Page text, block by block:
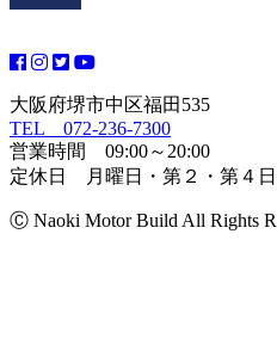
大阪府堺市中区福田535
TEL 072-236-7300
営業時間 09:00～20:00
定休日 月曜日・第２・第４
Ⓒ Naoki Motor Build All Rights